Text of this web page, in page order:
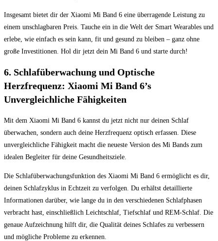
Insgesamt bietet dir der Xiaomi Mi Band 6 eine überragende‌ Leistung⁢ zu
einem unschlagbaren Preis. Tauche ein in‌ die Welt der Smart Wearables ‌und
erlebe, wie einfach es sein ​kann, fit und gesund ⁤zu bleiben‍ – ganz ohne
große Investitionen. Hol ⁣dir jetzt dein Mi Band 6 und ⁤starte durch!
6. Schlafüberwachung und Optische ​
Herzfrequenz: Xiaomi Mi Band⁣ 6’s
Unvergleichliche Fähigkeiten
Mit dem Xiaomi Mi Band 6 kannst ​du jetzt nicht nur‍ deinen Schlaf⁢
überwachen, ‍sondern auch deine Herzfrequenz‍ optisch erfassen. Diese
unvergleichliche Fähigkeit ⁢macht die neueste Version‍ des Mi ⁢Bands zum
idealen Begleiter für deine​ Gesundheitsziele.
Die‌ Schlafüberwachungsfunktion des Xiaomi ⁢Mi ​Band 6⁤ ermöglicht es dir,
deinen ​Schlafzyklus ⁤in Echtzeit zu verfolgen. Du erhältst ⁤detaillierte
Informationen darüber, wie ⁣lange du in ​den verschiedenen Schlafphasen
verbracht hast, einschließlich Leichtschlaf, Tiefschlaf und REM-Schlaf. Die
genaue Aufzeichnung hilft dir, die Qualität deines Schlafes zu verbessern
und ⁣mögliche Probleme zu erkennen.